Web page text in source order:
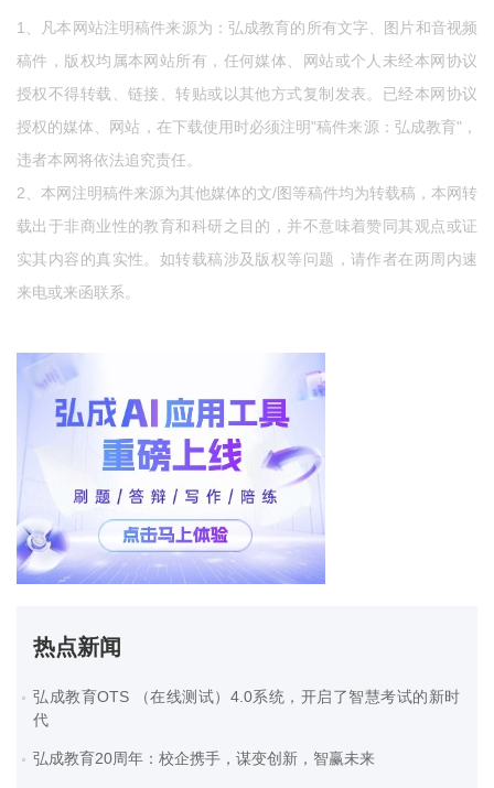
1、凡本网站注明稿件来源为：弘成教育的所有文字、图片和音视频
稿件，版权均属本网站所有，任何媒体、网站或个人未经本网协议
授权不得转载、链接、转贴或以其他方式复制发表。已经本网协议
授权的媒体、网站，在下载使用时必须注明"稿件来源：弘成教育"，
违者本网将依法追究责任。
2、本网注明稿件来源为其他媒体的文/图等稿件均为转载稿，本网转
载出于非商业性的教育和科研之目的，并不意味着赞同其观点或证
实其内容的真实性。如转载稿涉及版权等问题，请作者在两周内速
来电或来函联系。
热点新闻
弘成教育OTS （在线测试）4.0系统，开启了智慧考试的新时
代
弘成教育20周年：校企携手，谋变创新，智赢未来